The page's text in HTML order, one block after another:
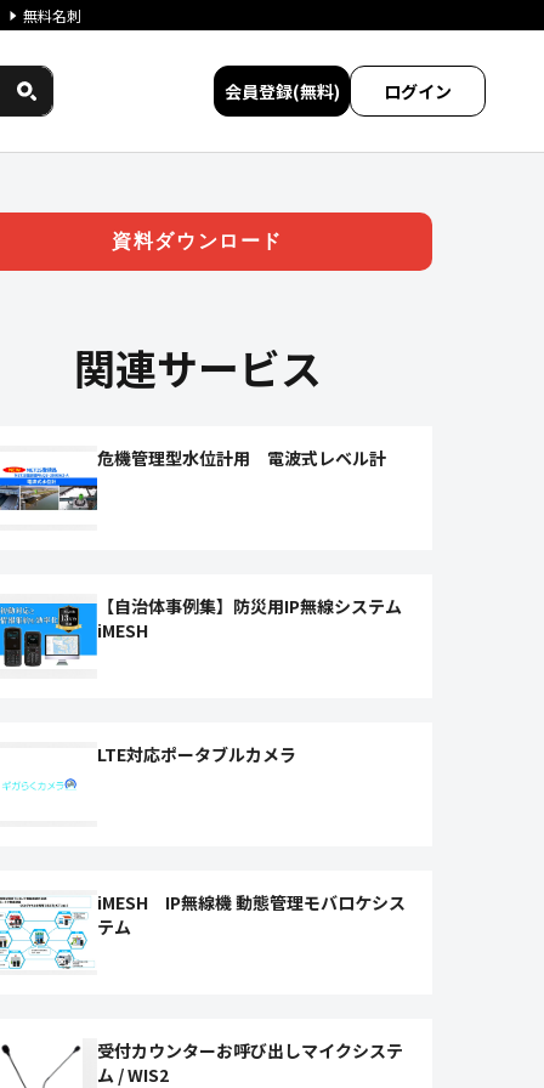
無料名刺
会員登録(無料) ログイン
資料ダウンロード
関連サービス
危機管理型水位計用 電波式レベル計
【自治体事例集】防災用IP無線システム
iMESH
LTE対応ポータブルカメラ
iMESH IP無線機 動態管理モバロケシス
テム
受付カウンターお呼び出しマイクシステ
ム / WIS2